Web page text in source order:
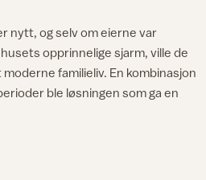
nytt, og selv om eierne var
opprinnelige sjarm, ville de
familieliv. En kombinasjon
ble løsningen som ga en